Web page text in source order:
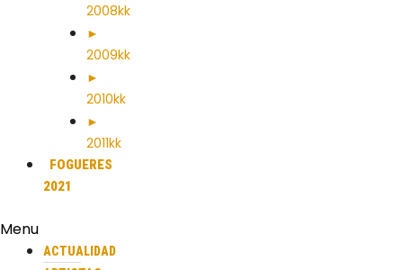
2008kk
►
2009kk
►
2010kk
►
2011kk
FOGUERES
2021
Menu
ACTUALIDAD